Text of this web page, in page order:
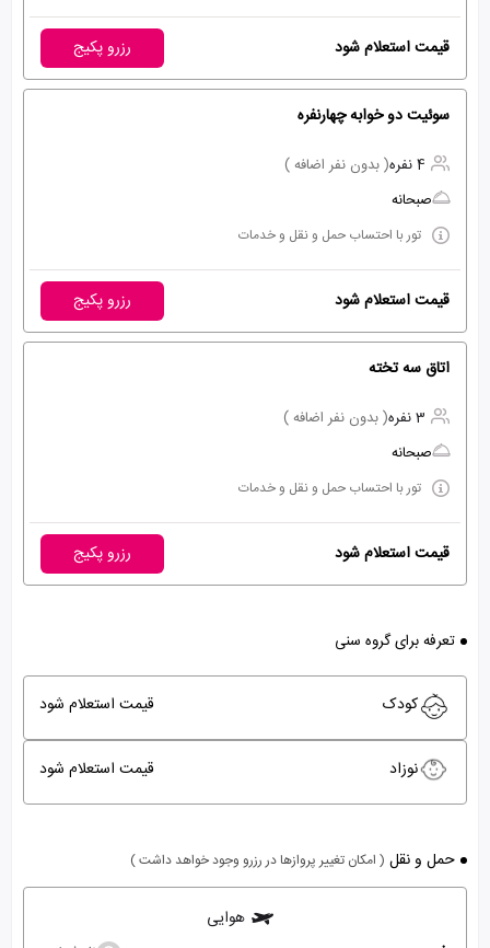
قیمت استعلام شود رزرو پکیج
سوئیت دو خوابه چهارنفره
4 نفره
( بدون نفر اضافه )
صبحانه
تور با احتساب حمل و نقل و خدمات
قیمت استعلام شود رزرو پکیج
اتاق سه تخته
3 نفره
( بدون نفر اضافه )
صبحانه
تور با احتساب حمل و نقل و خدمات
قیمت استعلام شود رزرو پکیج
تعرفه برای گروه سنی
کودک قیمت استعلام شود
نوزاد قیمت استعلام شود
حمل و نقل ( امکان تغییر پروازها در رزرو وجود خواهد داشت )
هوایی